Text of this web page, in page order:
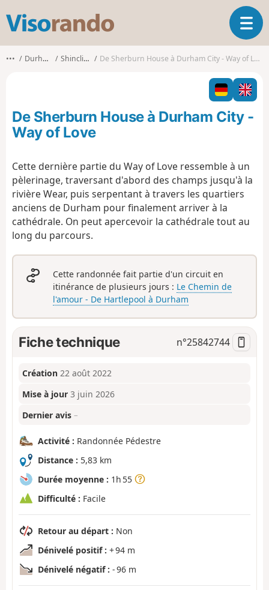
s
o
o
O
u
v
i
r
l
a
i
g
••• Durham Shincliffe De Sherburn House à Durham City - Way of Love
De Sherburn House à Durham City -
Way of Love
Cette dernière partie du Way of Love ressemble à un
pèlerinage, traversant d'abord des champs jusqu'à la
rivière Wear, puis serpentant à travers les quartiers
anciens de Durham pour finalement arriver à la
cathédrale. On peut apercevoir la cathédrale tout au
long du parcours.
Cette randonnée fait partie d'un circuit en
itinérance de plusieurs jours : Le Chemin de
l'amour - De Hartlepool à Durham
Fiche technique n°25842744
Création 22 août 2022
Mise à jour 3 juin 2026
Dernier avis –
Activité : Randonnée Pédestre
Distance : 5,83 km
Durée moyenne : 1h 55
Difficulté : Facile
Retour au départ : Non
Dénivelé positif : + 94 m
Dénivelé négatif : - 96 m